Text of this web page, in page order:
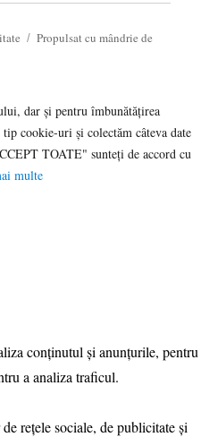
Propulsat cu mândrie de
dar și pentru îmbunătățirea
cookie-uri și colectăm câteva date
TOATE" sunteți de accord cu
multe
conținutul și anunțurile, pentru
a analiza traficul.
rețele sociale, de publicitate și